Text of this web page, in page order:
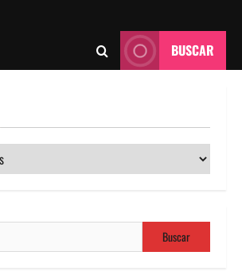
BUSCAR